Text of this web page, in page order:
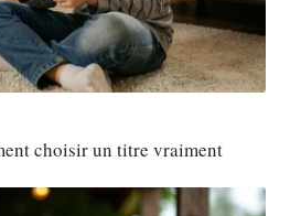
choisir un titre vraiment